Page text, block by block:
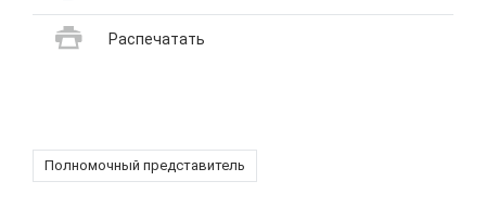
Распечатать
Полномочный представитель